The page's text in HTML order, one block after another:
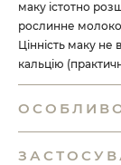
маку істотно
рослинне молоко,
Цінність маку
кальцію